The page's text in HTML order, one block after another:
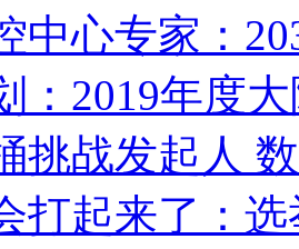
中心专家：
：2019年度
挑战发起人
打起来了：